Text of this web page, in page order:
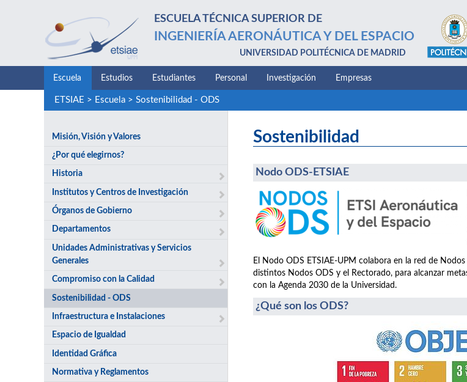
ESCUELA TÉCNICA SUPERIOR DE
INGENIERÍA AERONÁUTICA Y DEL ESPACIO
UNIVERSIDAD POLITÉCNICA DE MADRID
Escuela Estudios Estudiantes Personal Investigación Empresas
ETSIAE > Escuela> Sostenibilidad - ODS
Misión, Visión y Valores
¿Por qué elegirnos?
Historia
Institutos y Centros de Investigación
Órganos de Gobierno
Departamentos
Unidades Administrativas y Servicios
Generales
Compromiso con la Calidad
Sostenibilidad - ODS
Infraestructura e Instalaciones
Espacio de Igualdad
Identidad Gráfica
Normativa y Reglamentos
Sostenibilidad
Nodo ODS-ETSIAE
El Nodo ODS ETSIAE-UPM colabora en la red de
distintos Nodos ODS y el Rectorado, para alcanzar
con la Agenda 2030 de la Universidad.
¿Qué son los ODS?